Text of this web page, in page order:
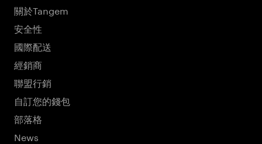
關於Tangem
安全性
國際配送
經銷商
聯盟行銷
自訂您的錢包
部落格
News